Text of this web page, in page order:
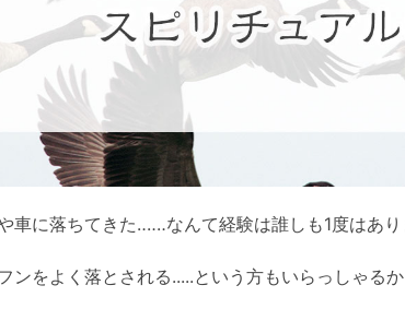
車に落ちてきた‥‥‥なんて経験は誰しも1度はあり
ンをよく落とされる.....という方もいらっしゃるか